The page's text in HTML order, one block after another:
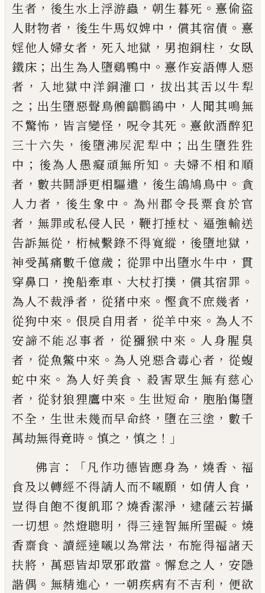
生者 ， 後生水上浮游蟲 ， 朝生暮死 。 憙偷盜
人財物者 ， 後生牛馬奴婢中 ， 償其宿債 。 憙
婬他人婦女者 ， 死入地獄 ， 男抱銅柱 ， 女臥
鐵床 ； 出生為人墮鷄鴨中 。 憙作妄語傳人惡
者 ， 入地獄中洋銅灌口 ， 拔出其舌以牛犁
之 ； 出生墮惡聲鳥鵂鶹鸜鵒中 ， 人聞其鳴無
不驚怖 ， 皆言變怪 ， 呪令其死 。 憙飲酒醉犯
三十六失 ， 後墮沸𡱁泥犁中 ； 出生墮狌狌
中 ； 後為人 愚癡頑無所知 。 夫婦不相和順
者 ， 數共鬪諍更相驅遣 ， 後生鴿鳩鳥中 。 貪
人力者 ， 後生象 中 。 為州郡令長粟食於官
者 ， 無罪或私侵人民 ，鞭打捶杖 、 逼強輸送
告訴無從 ， 桁械繫錄不得寬縱 ， 後墮地獄 ，
神受萬痛數千億歲 ； 從罪中出墮水牛中 ， 貫
穿鼻口 ， 挽船牽車 、 大杖打撲 ，償其宿罪 。
為人不裁淨者 ， 從猪中來 。慳貪不庶幾者 ，
從狗中來 。 佷戾自用者 ， 從羊中來 。 為人不
安諦不能忍事者 ， 從獼猴中來 。 人身腥臭
者 ， 從魚鱉中來 。 為人兇惡含毒心者 ， 從蝮
蛇中來 。 為人好美食 、 殺害眾生無有慈心
者 ， 從豺狼狸鷹中來 。生世短命 ， 胞胎傷墮
不全 ， 生世未幾而早命終 ， 墮在三塗 ， 數千
萬劫無得竟時 。 慎之 ， 慎之 ！」
佛言 ：「凡作功德皆應身為 ， 燒香 、 福
食及以轉經不得請人而不嚫願 ， 如倩人食 ，
豈得自飽不復飢耶 ？ 燒香潔淨 ， 逮薩云若攝
一切想 。 然燈聰明 ， 得三達智無所罣礙 。 燒
香齋食 、讀經達嚫以為常法 ， 布施得福諸天
扶將 ， 萬惡皆却眾邪敢當 。懈怠之人 ， 安隱
諧偶 。 無精進心 ， 一朝疾病有不吉利 ， 便欲